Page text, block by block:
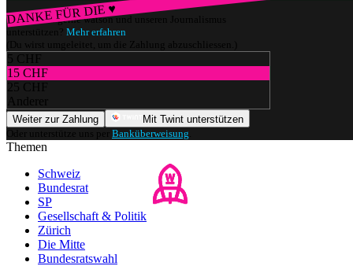
DANKE FÜR DIE ♥
Würdest du gerne watson und unseren Journalismus
unterstützen? Mehr erfahren
(Du wirst umgeleitet, um die Zahlung abzuschliessen.)
5 CHF
15 CHF
25 CHF
Anderer
Weiter zur Zahlung
Mit Twint unterstützen
Oder unterstütze uns per Banküberweisung
Themen
Schweiz
Bundesrat
SP
Gesellschaft & Politik
Zürich
Die Mitte
Bundesratswahl